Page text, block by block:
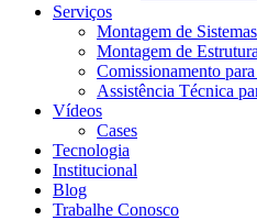
Serviços
Montagem de
Montagem de
Comissionamento
Assistência Técnica
Vídeos
Cases
Tecnologia
Institucional
Blog
Trabalhe Conosco